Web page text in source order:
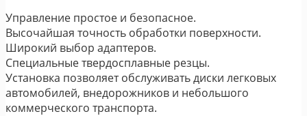
Управление простое и безопасное.
Высочайшая точность обработки поверхности.
Широкий выбор адаптеров.
Специальные твердосплавные резцы.
Установка позволяет обслуживать диски легковых
автомобилей, внедорожников и небольшого
коммерческого транспорта.